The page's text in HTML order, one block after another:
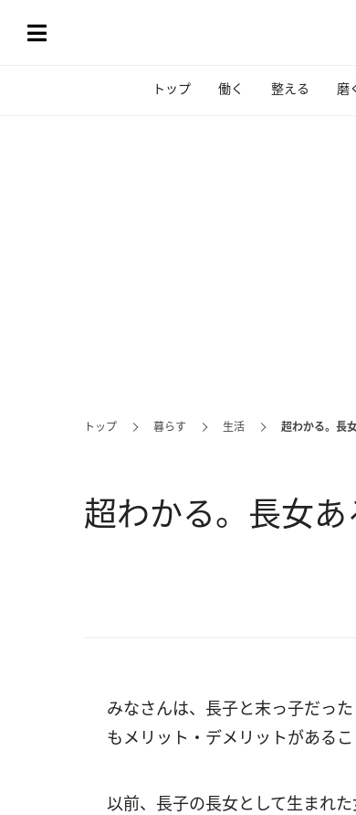
トップ 働く 整える 磨
トップ 暮らす 生活 超わかる。長
超わかる。長女
みなさんは、長子と末っ子だっ
もメリット・デメリットがあるこ
以前、長子の長女として生まれ